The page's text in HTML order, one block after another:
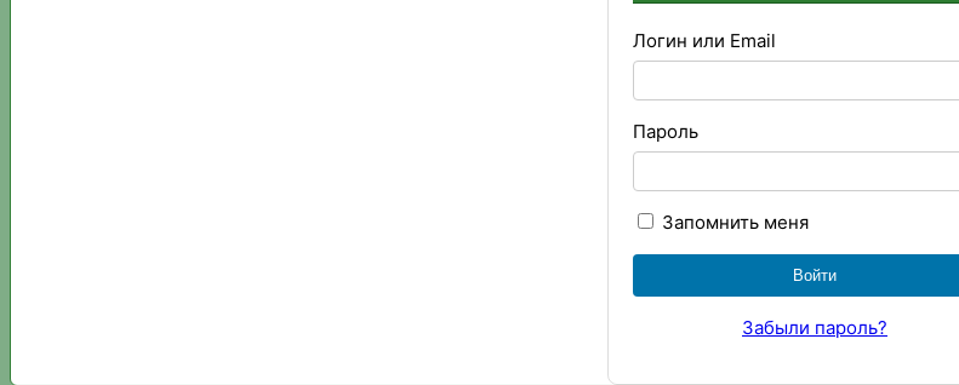
Логин или Email
Пароль
Запомнить меня
Забыли пароль?